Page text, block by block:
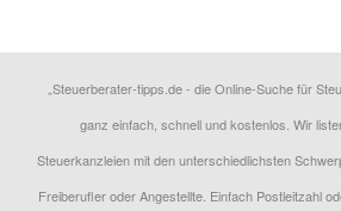
„Steuerberater-tipps.de - die Online-Suche für
ganz einfach, schnell und kostenlos. Wir
Steuerkanzleien mit den unterschiedlichsten
Freiberufler oder Angestellte. Einfach Postleitzahl